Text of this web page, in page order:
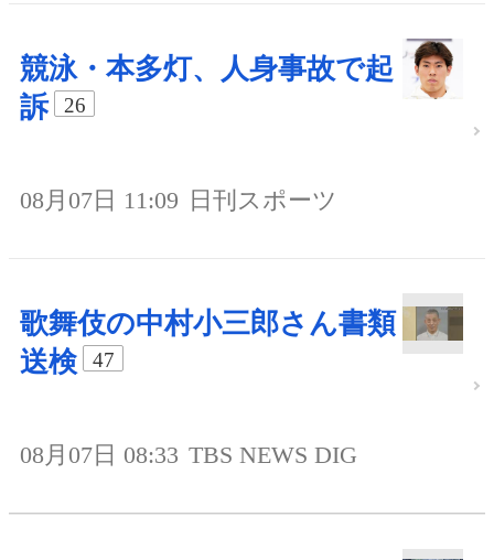
競泳・本多灯、人身事故で起
訴
26
08月07日 11:09 日刊スポーツ
歌舞伎の中村小三郎さん書類
送検
47
08月07日 08:33 TBS NEWS DIG